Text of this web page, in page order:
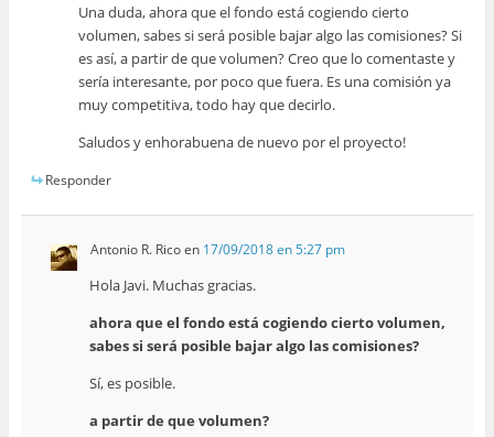
Una duda, ahora que el fondo está cogiendo cierto
volumen, sabes si será posible bajar algo las comisiones? Si
es así, a partir de que volumen? Creo que lo comentaste y
sería interesante, por poco que fuera. Es una comisión ya
muy competitiva, todo hay que decirlo.
Saludos y enhorabuena de nuevo por el proyecto!
Responder
Antonio R. Ricoen 17/09/2018 en 5:27 pm
Hola Javi. Muchas gracias.
ahora que el fondo está cogiendo cierto volumen,
sabes si será posible bajar algo las comisiones?
Sí, es posible.
a partir de que volumen?